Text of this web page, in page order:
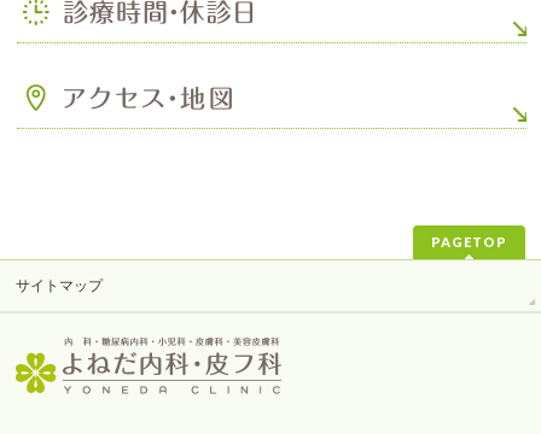
PAGETOP
サイトマップ